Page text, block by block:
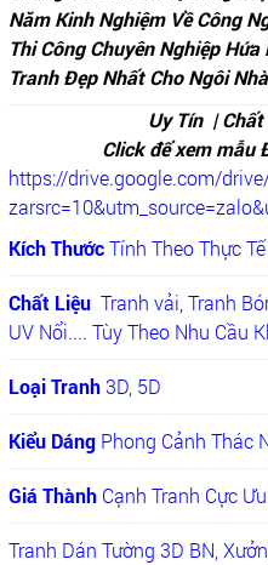
Năm Kinh Nghiệm Về Công
Thi Công Chuyên Nghiệp
Tranh Đẹp Nhất Cho Ngôi
Uy Tín | Chất
Click để xem mẫu
https://drive.google.com/
Kích ThướcTính Theo Thực
Chất Liệu Tranh vải, Tranh
UV Nổi.... Tùy Theo Nhu Cầu
Loại Tranh3D, 5D
Kiểu Dáng Phong Cảnh Thác
Giá ThànhCạnh Tranh Cực
Tranh Dán Tường 3D BN,